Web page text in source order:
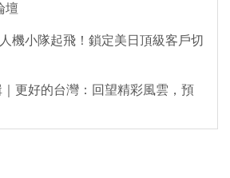
壇
機小隊起飛！鎖定美日頂級客戶切
更好的台灣：回望精彩風雲，預